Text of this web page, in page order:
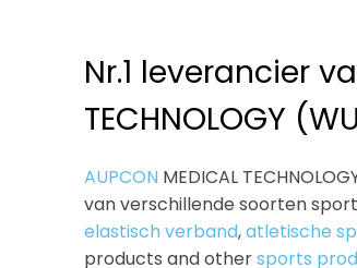
Nr.1 leverancier
TECHNOLOGY
AUPCON MEDICAL
van verschillende soorten
elastisch verband,atletische
products and othersports